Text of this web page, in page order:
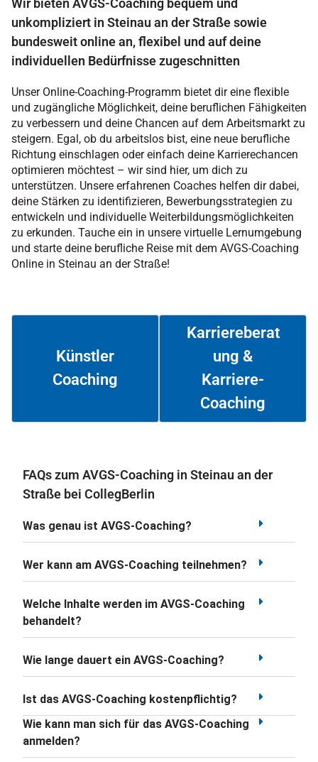
Wir bieten AVGS-Coaching bequem und
unkompliziert in Steinau an der Straße sowie
bundesweit online an, flexibel und auf deine
individuellen Bedürfnisse zugeschnitten
Unser Online-Coaching-Programm bietet dir eine flexible
und zugängliche Möglichkeit, deine beruflichen Fähigkeiten
zu verbessern und deine Chancen auf dem Arbeitsmarkt zu
steigern. Egal, ob du arbeitslos bist, eine neue berufliche
Richtung einschlagen oder einfach deine Karrierechancen
optimieren möchtest – wir sind hier, um dich zu
unterstützen. Unsere erfahrenen Coaches helfen dir dabei,
deine Stärken zu identifizieren, Bewerbungsstrategien zu
entwickeln und individuelle Weiterbildungsmöglichkeiten
zu erkunden. Tauche ein in unsere virtuelle Lernumgebung
und starte deine berufliche Reise mit dem AVGS-Coaching
Online in Steinau an der Straße!
Künstler
Coaching
Weiterlesen
Karriereberat
ung &
Karriere-
Coaching
Weiterlesen
FAQs zum AVGS-Coaching in Steinau an der
Straße bei CollegBerlin
Was genau ist AVGS-Coaching?
Wer kann am AVGS-Coaching teilnehmen?
Welche Inhalte werden im AVGS-Coaching
behandelt?
Wie lange dauert ein AVGS-Coaching?
Ist das AVGS-Coaching kostenpflichtig?
Wie kann man sich für das AVGS-Coaching
anmelden?